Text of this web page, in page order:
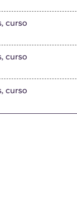
curso
curso
curso